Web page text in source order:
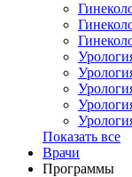
Показать все
Врачи
Программы